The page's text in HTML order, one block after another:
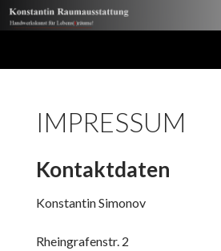
IMPRESSUM
Kontaktdaten
Konstantin Simonov
Rheingrafenstr. 2